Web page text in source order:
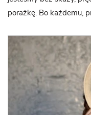
porażkę. Bo każdemu,